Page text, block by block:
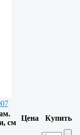
см
Цена Купить